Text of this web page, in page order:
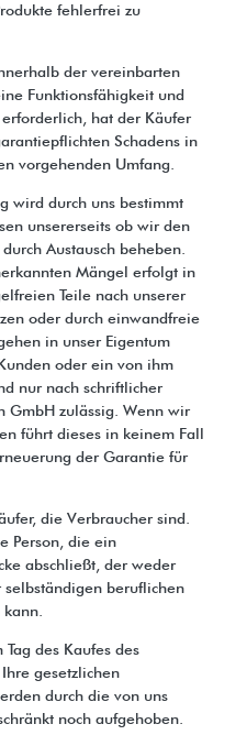
fehlerfrei zu
der vereinbarten
Funktionsfähigkeit und
hat der Käufer
Schadens in
vorgehenden Umfang.
wird durch uns bestimmt
unsererseits ob wir den
Austausch beheben.
Mängel erfolgt in
Teile nach unserer
oder durch einwandfreie
in unser Eigentum
oder ein von ihm
nur nach schriftlicher
GmbH zulässig. Wenn wir
führt dieses in keinem Fall
der Garantie für
die Verbraucher sind.
Person, die ein
abschließt, der weder
beruflichen
des Kaufes des
gesetzlichen
durch die von uns
noch aufgehoben.